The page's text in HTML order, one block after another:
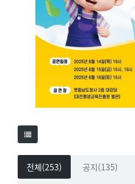
전체(253) 공지(135)